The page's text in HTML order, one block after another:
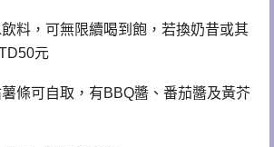
料，可無限續喝到飽，若換奶昔或其
元
條可自取，有BBQ醬、番茄醬及黃芥